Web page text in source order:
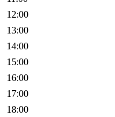
12:00
13:00
14:00
15:00
16:00
17:00
18:00